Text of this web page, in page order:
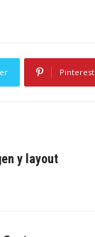
Pinterest
y layout